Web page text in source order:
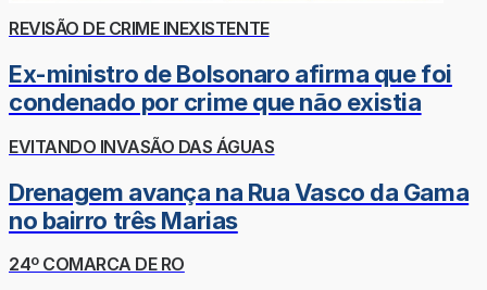
REVISÃO DE CRIME INEXISTENTE
Ex-ministro de Bolsonaro afirma que foi
condenado por crime que não existia
EVITANDO INVASÃO DAS ÁGUAS
Drenagem avança na Rua Vasco da Gama
no bairro três Marias
24º COMARCA DE RO